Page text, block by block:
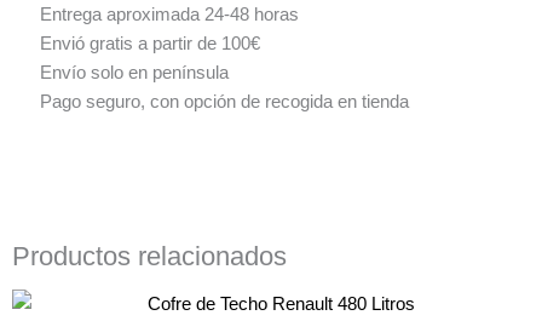
Entrega aproximada 24-48 horas
Envió gratis a partir de 100€
Envío solo en península
Pago seguro, con opción de recogida en tienda
Productos relacionados